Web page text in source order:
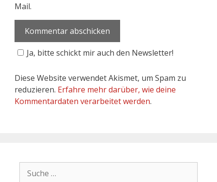
Mail.
Ja, bitte schickt mir auch den Newsletter!
Diese Website verwendet Akismet, um Spam zu
reduzieren. Erfahre mehr darüber, wie deine
Kommentardaten verarbeitet werden.